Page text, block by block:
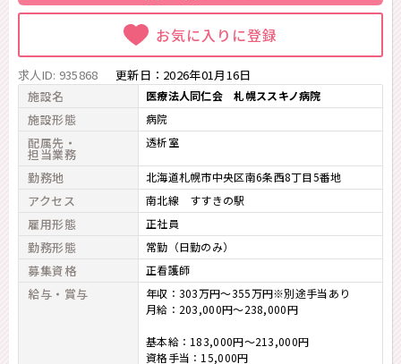
お気に入りに登録
求人ID: 935868 更新日： 2026年01月16日
施設名
医療法人同仁会 札幌ススキノ病院
施設形態 病院
配属先・
担当業務
透析室
勤務地 北海道札幌市中央区南6条西8丁目5番地
アクセス 南北線 すすきの駅
雇用形態 正社員
勤務形態 常勤（日勤のみ）
募集資格 正看護師
給与・賞与
年収：303万円～355万円※別途手当あり
月給：203,000円〜238,000円
基本給：183,000円〜213,000円
資格手当：15,000円